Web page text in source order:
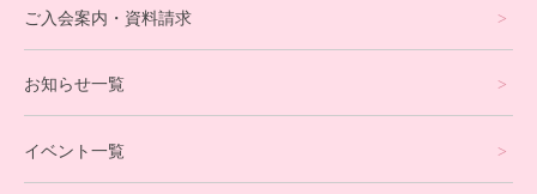
eスポーツコース
就労支援コース
英会話・海外留学コース
ご入会案内・資料請求
お知らせ一覧
イベント一覧